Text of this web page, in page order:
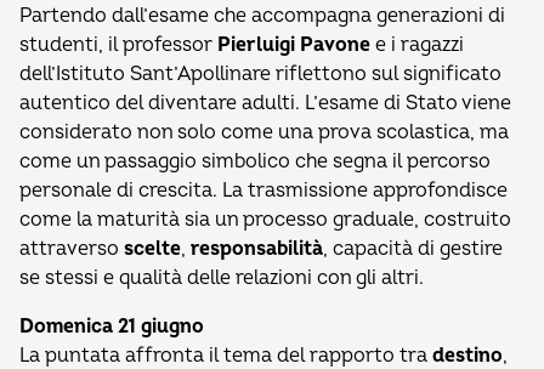
Partendo dall’esame che accompagna generazioni di
studenti, il professor Pierluigi Pavone e i ragazzi
dell’Istituto Sant’Apollinare riflettono sul significato
autentico del diventare adulti. L’esame di Stato viene
considerato non solo come una prova scolastica, ma
come un passaggio simbolico che segna il percorso
personale di crescita. La trasmissione approfondisce
come la maturità sia un processo graduale, costruito
attraverso scelte, responsabilità, capacità di gestire
se stessi e qualità delle relazioni con gli altri.
Domenica 21 giugno
La puntata affronta il tema del rapporto tra destino,